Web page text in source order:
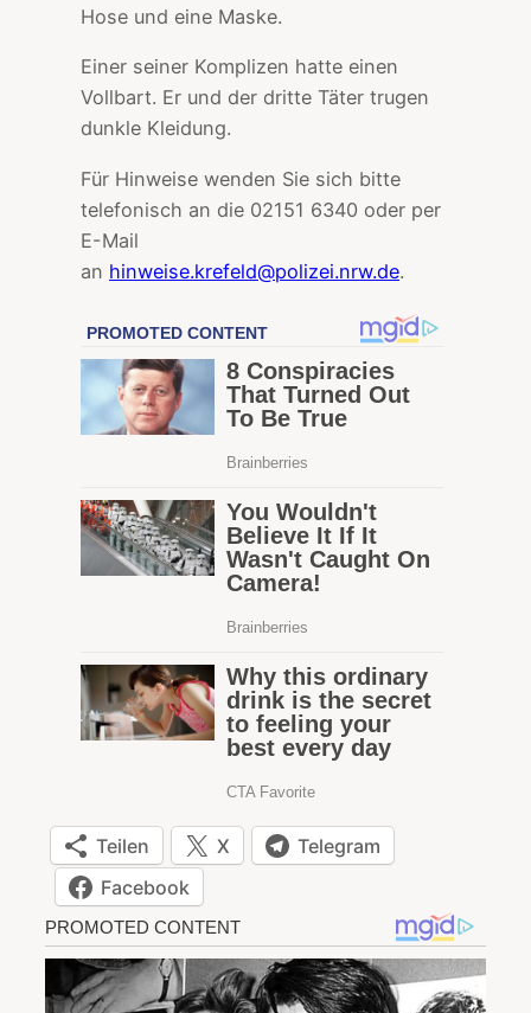
Hose und eine Maske.
Einer seiner Komplizen hatte einen
Vollbart. Er und der dritte Täter trugen
dunkle Kleidung.
Für Hinweise wenden Sie sich bitte
telefonisch an die 02151 6340 oder per
E-Mail
an hinweise.krefeld@polizei.nrw.de.
Teilen X
Telegram
Facebook